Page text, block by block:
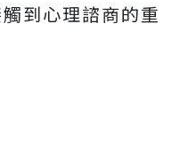
到心理諮商的重